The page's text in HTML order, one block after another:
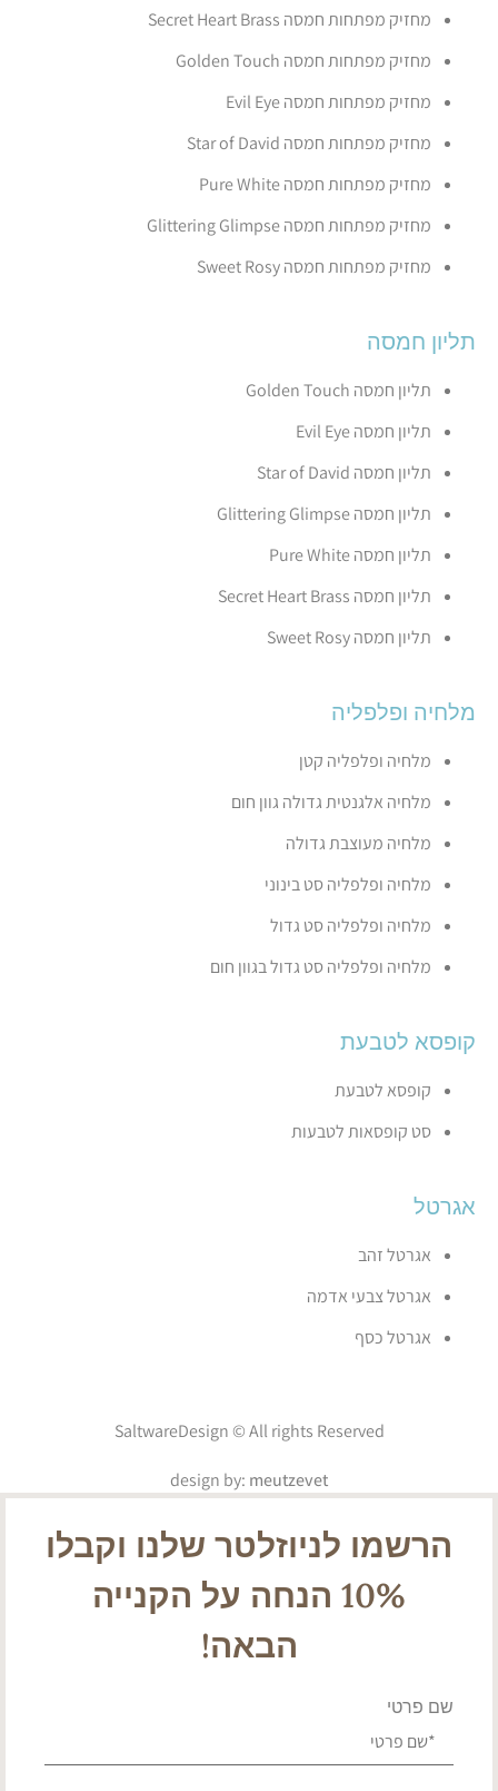
מחזיק מפתחות חמסה Secret Heart Brass
מחזיק מפתחות חמסה Golden Touch
מחזיק מפתחות חמסה Evil Eye
מחזיק מפתחות חמסה Star of David
מחזיק מפתחות חמסה Pure White
מחזיק מפתחות חמסה Glittering Glimpse
מחזיק מפתחות חמסה Sweet Rosy
תליון חמסה
תליון חמסה Golden Touch
תליון חמסה Evil Eye
תליון חמסה Star of David
תליון חמסה Glittering Glimpse
תליון חמסה Pure White
תליון חמסה Secret Heart Brass
תליון חמסה Sweet Rosy
מלחיה ופלפליה
מלחיה ופלפליה קטן
מלחיה אלגנטית גדולה גוון חום
מלחיה מעוצבת גדולה
מלחיה ופלפליה סט בינוני
מלחיה ופלפליה סט גדול
מלחיה ופלפליה סט גדול בגוון חום
קופסא לטבעת
קופסא לטבעת
סט קופסאות לטבעות
אגרטל
אגרטל זהב
אגרטל צבעי אדמה
אגרטל כסף
SaltwareDesign © All rights Reserved
design by: meutzevet
הרשמו לניוזלטר שלנו וקבלו
10% הנחה על הקנייה
הבאה!
שם פרטי